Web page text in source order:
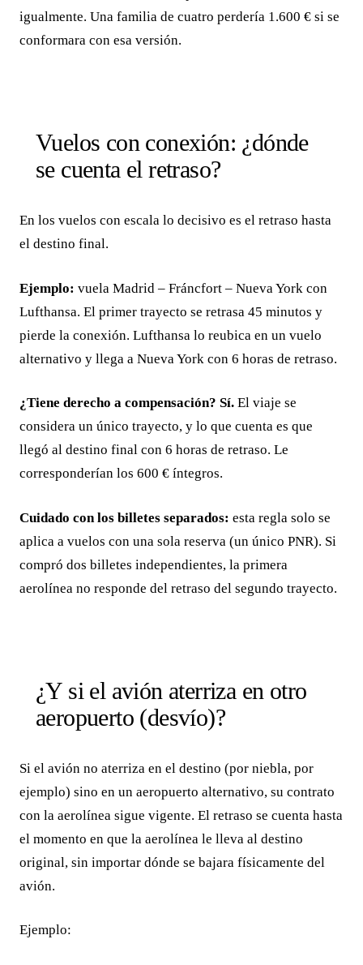
igualmente. Una familia de cuatro perdería 1.600 € si se
conformara con esa versión.
Vuelos con conexión: ¿dónde
se cuenta el retraso?
En los vuelos con escala lo decisivo es el retraso hasta
el destino final.
Ejemplo: vuela Madrid – Fráncfort – Nueva York con
Lufthansa. El primer trayecto se retrasa 45 minutos y
pierde la conexión. Lufthansa lo reubica en un vuelo
alternativo y llega a Nueva York con 6 horas de retraso.
¿Tiene derecho a compensación? Sí. El viaje se
considera un único trayecto, y lo que cuenta es que
llegó al destino final con 6 horas de retraso. Le
corresponderían los 600 € íntegros.
Cuidado con los billetes separados: esta regla solo se
aplica a vuelos con una sola reserva (un único PNR). Si
compró dos billetes independientes, la primera
aerolínea no responde del retraso del segundo trayecto.
¿Y si el avión aterriza en otro
aeropuerto (desvío)?
Si el avión no aterriza en el destino (por niebla, por
ejemplo) sino en un aeropuerto alternativo, su contrato
con la aerolínea sigue vigente. El retraso se cuenta hasta
el momento en que la aerolínea le lleva al destino
original, sin importar dónde se bajara físicamente del
avión.
Ejemplo: